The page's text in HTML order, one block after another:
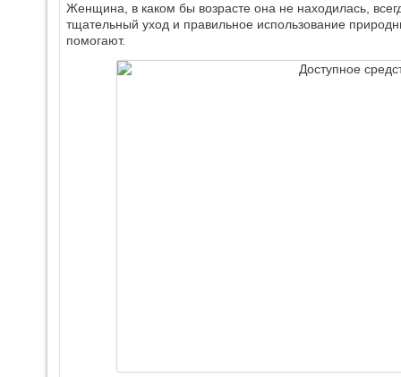
Женщина, в каком бы возрасте она не находилась,
тщательный уход и правильное использование
помогают.